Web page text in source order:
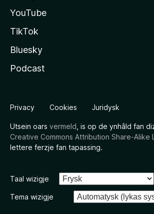
YouTube
TikTok
Bluesky
Podcast
Privacy Cookies Juridysk
Utsein oars vermeld , is op de ynhâld fan
Creative Commons Attribution Share-Alike
lettere ferzje fan tapassing.
Taal wizigje
Tema wizigje